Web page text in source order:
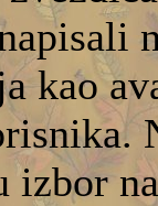
kao
izbor